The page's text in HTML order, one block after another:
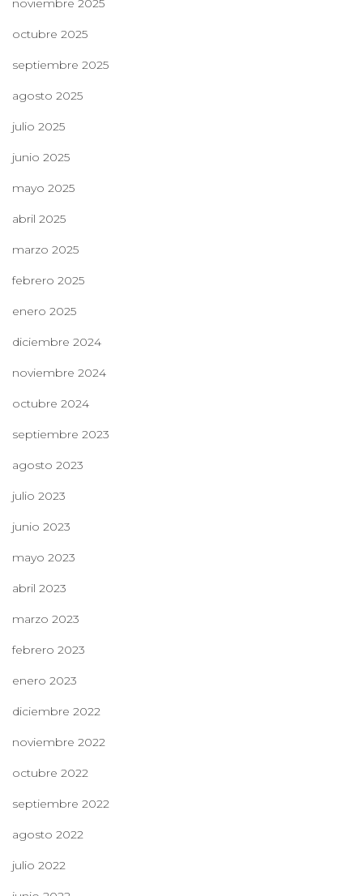
noviembre 2025
octubre 2025
septiembre 2025
agosto 2025
julio 2025
junio 2025
mayo 2025
abril 2025
marzo 2025
febrero 2025
enero 2025
diciembre 2024
noviembre 2024
octubre 2024
septiembre 2023
agosto 2023
julio 2023
junio 2023
mayo 2023
abril 2023
marzo 2023
febrero 2023
enero 2023
diciembre 2022
noviembre 2022
octubre 2022
septiembre 2022
agosto 2022
julio 2022